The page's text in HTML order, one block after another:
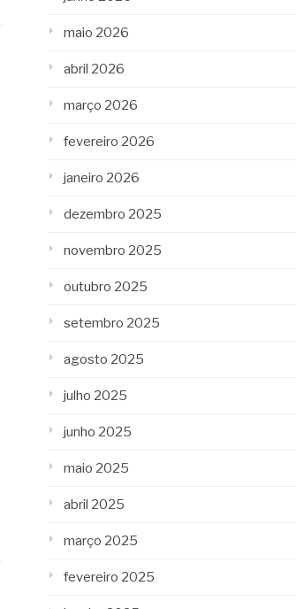
maio 2026
abril 2026
março 2026
fevereiro 2026
janeiro 2026
dezembro 2025
novembro 2025
outubro 2025
setembro 2025
agosto 2025
julho 2025
junho 2025
maio 2025
abril 2025
março 2025
fevereiro 2025